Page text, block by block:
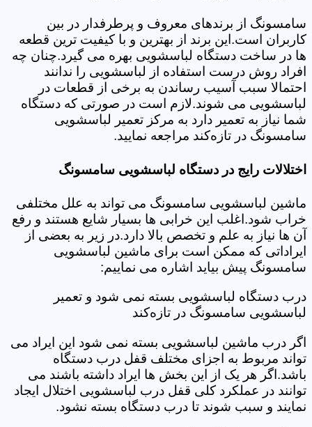
سامسونگ از برندهای معروف و پرطرفدار در بین
کاربران است.این برند از بهترین و با کیفیت ترین قطعه
ها در ساخت دستگاه لباسشویی بهره می گیرد.چنان چه
افراد روش درست استفاده از لباسشویی را ندانند
احتمالا سبب آسیب رساندن به برخی از قطعات در
لباسشویی می شوند.لازم است در صورتی که دستگاه
شما نیاز به تعمیر دارد به مرکز تعمیر لباسشویی
سامسونگ در تازه‌کند مراجعه نمایید.
اختلالات رایج در دستگاه لباسشویی سامسونگ
ماشین لباسشویی سامسونگ می تواند به علل مختلفی
خراب شود.اغلب این خرابی ها بسیار شایع هستند و رفع
آن ها نیاز به علم و تخصص بالا دارد.در زیر به بعضی از
ایراداتی که ممکن است برای ماشین لباسشویی
سامسونگ پیش بیاید اشاره می نماییم:
درب دستگاه لباسشویی بسته نمی شود و تعمیر
لباسشویی سامسونگ در تازه‌کند
اگر درب ماشین لباسشویی بسته نمی شود این ایراد می
تواند مربوط به اجزای مختلف قفل درب دستگاه
باشد.اگر هر یک از این بخش ها ایراد داشته باشند می
توانند در عملکرد کلی قفل درب لباسشویی اختلال ایجاد
نمایند و سبب شوند تا درب دستگاه بسته نشود.